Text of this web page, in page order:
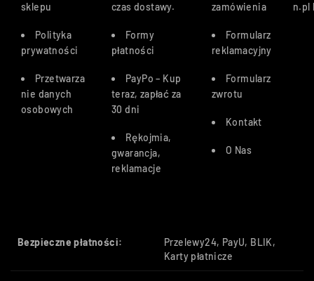
sklepu
Polityka
prywatności
Przetwarza
nie danych
osobowych
czas dostawy.
Formy
płatności
PayPo – Kup
teraz, zapłać za
30 dni
Rękojmia,
gwarancja,
reklamacje
zamówienia
Formularz
reklamacyjny
Formularz
zwrotu
Kontakt
O Nas
n.pl
Bezpieczne płatności:
Przelewy24, PayU, BLIK,
Karty płatnicze